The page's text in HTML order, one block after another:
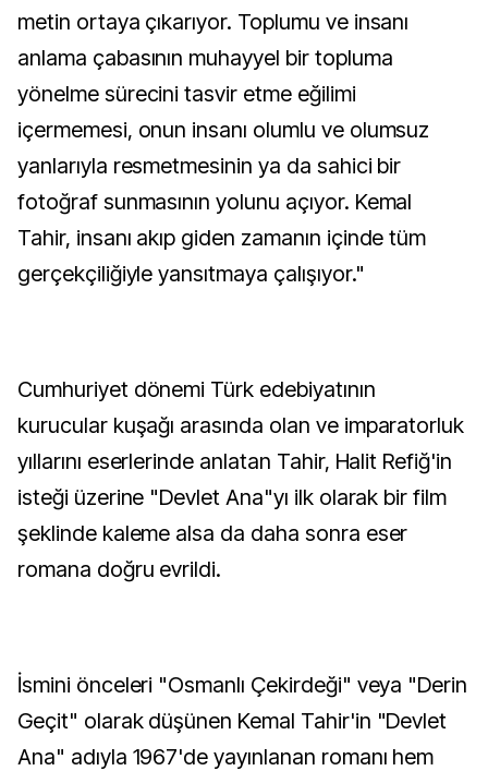
metin ortaya çıkarıyor. Toplumu ve insanı
anlama çabasının muhayyel bir topluma
yönelme sürecini tasvir etme eğilimi
içermemesi, onun insanı olumlu ve olumsuz
yanlarıyla resmetmesinin ya da sahici bir
fotoğraf sunmasının yolunu açıyor. Kemal
Tahir, insanı akıp giden zamanın içinde tüm
gerçekçiliğiyle yansıtmaya çalışıyor."
Cumhuriyet dönemi Türk edebiyatının
kurucular kuşağı arasında olan ve imparatorluk
yıllarını eserlerinde anlatan Tahir, Halit Refiğ'in
isteği üzerine "Devlet Ana"yı ilk olarak bir film
şeklinde kaleme alsa da daha sonra eser
romana doğru evrildi.
İsmini önceleri "Osmanlı Çekirdeği" veya "Derin
Geçit" olarak düşünen Kemal Tahir'in "Devlet
Ana" adıyla 1967'de yayınlanan romanı hem